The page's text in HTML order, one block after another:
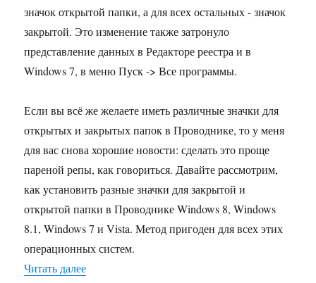
значок открытой папки, а для всех остальных - значок
закрытой. Это изменение также затронуло
представление данных в Редакторе реестра и в
Windows 7, в меню Пуск -> Все программы.
Если вы всё же желаете иметь различные значки для
открытых и закрытых папок в Проводнике, то у меня
для вас снова хорошие новости: сделать это проще
пареной репы, как говориться. Давайте рассмотрим,
как установить разные значки для закрытой и
открытой папки в Проводнике Windows 8, Windows
8.1, Windows 7 и Vista. Метод пригоден для всех этих
операционных систем.
Читать далее«Как задать разные иконки для открытой и